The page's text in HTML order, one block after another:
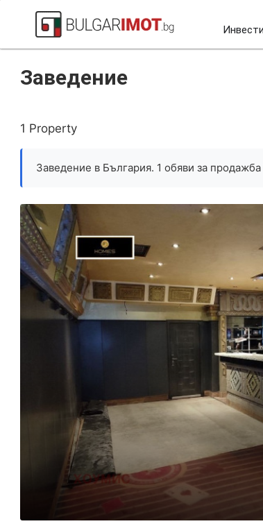
Заведение
1 Property
Заведение в България. 1 обяви за